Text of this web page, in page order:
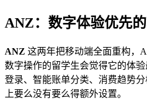
ANZ：数字体验优先
ANZ 这两年把移动端全面重构，
数字操作的留学生会觉得它的体
登录、智能账单分类、消费趋势
上要么没有要么得额外设置。